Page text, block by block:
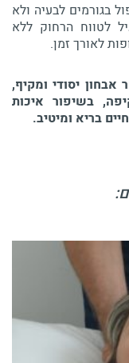
בגורמים לבעיה ולא
לטווח הרחוק ללא
לאורך זמן.
יסודי ומקיף,
בשיפור איכות
בריא ומיטיב.